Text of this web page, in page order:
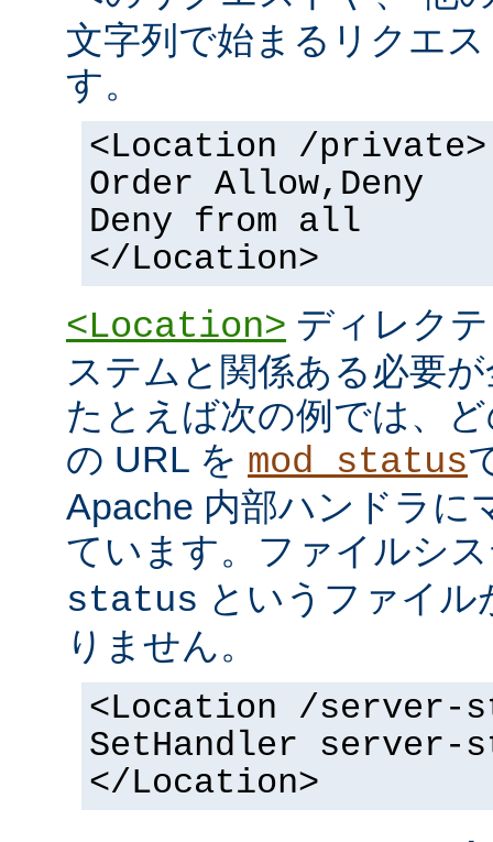
文字列で始まるリクエ
す。
<Location /private>
Order Allow,Deny
Deny from all
</Location>
<Location> ディレク
ステムと関係ある必要
たとえば次の例では、
の URL を mod_status
Apache 内部ハンドラに
ています。ファイルシ
status というファイ
りません。
<Location /server-
SetHandler server-
</Location>